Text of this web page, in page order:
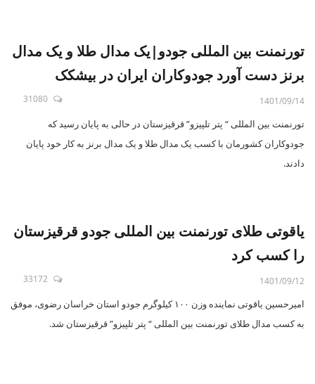
تورنمنت بین المللی جودو|یک مدال طلا و یک مدال
برنز دست آورد‌ جودوکاران ایران در بیشکک
1401/09/14
31080
تورنمنت بین المللی “ پتر تلپیزو” قرقیزستان در حالی به پایان رسید که
جودوکاران کشورمان با کسب یک مدال طلا و یک مدال برنز به کار خود پایان
دادند.
یاقوتی طلای تورنمنت بین المللی جودو قرقیزستان
را کسب کرد
1401/09/12
33172
امیرحسین یاقوتی نماینده وزن ۱۰۰ کیلوگرم جودو استان خراسان رضوی، موفق
به کسب مدال طلای تورنمنت بین المللی “ پتر تلپیزو” قرقیزستان شد.